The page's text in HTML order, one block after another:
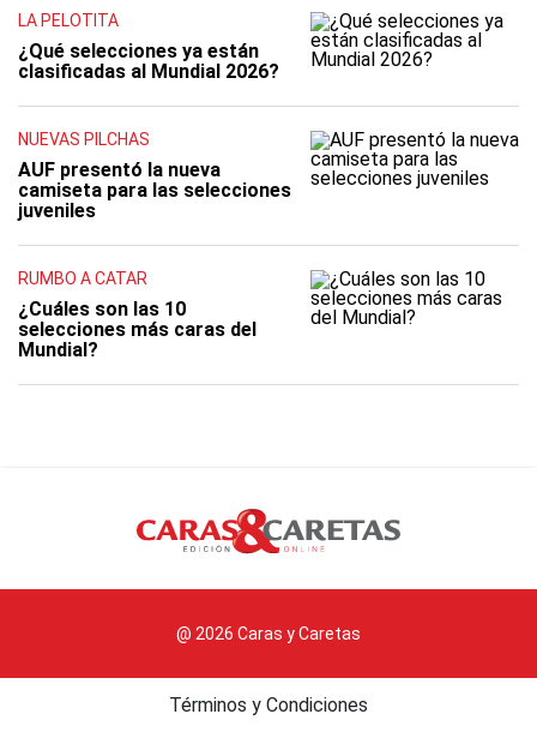
LA PELOTITA
¿Qué selecciones ya están
clasificadas al Mundial 2026?
NUEVAS PILCHAS
AUF presentó la nueva
camiseta para las selecciones
juveniles
RUMBO A CATAR
¿Cuáles son las 10
selecciones más caras del
Mundial?
@ 2026 Caras y Caretas
Términos y Condiciones